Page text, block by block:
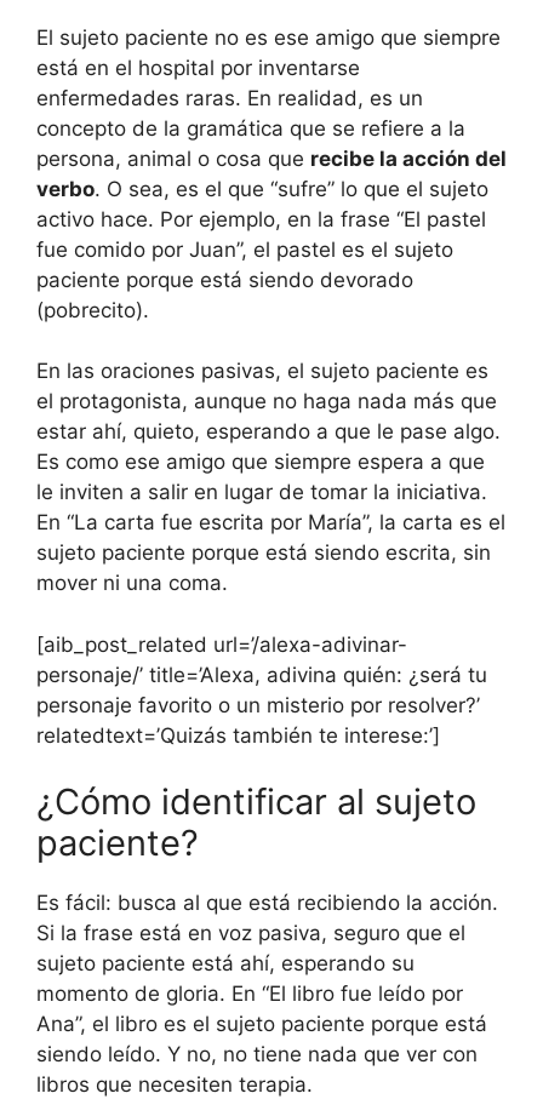
El sujeto paciente no es ese amigo que siempre
está en el hospital por inventarse
enfermedades raras. En realidad, es un
concepto de la gramática que se refiere a la
persona, animal o cosa que recibe la acción del
verbo. O sea, es el que “sufre” lo que el sujeto
activo hace. Por ejemplo, en la frase “El pastel
fue comido por Juan”, el pastel es el sujeto
paciente porque está siendo devorado
(pobrecito).
En las oraciones pasivas, el sujeto paciente es
el protagonista, aunque no haga nada más que
estar ahí, quieto, esperando a que le pase algo.
Es como ese amigo que siempre espera a que
le inviten a salir en lugar de tomar la iniciativa.
En “La carta fue escrita por María”, la carta es el
sujeto paciente porque está siendo escrita, sin
mover ni una coma.
[aib_post_related url=’/alexa-adivinar-
personaje/’ title=’Alexa, adivina quién: ¿será tu
personaje favorito o un misterio por resolver?’
relatedtext=’Quizás también te interese:’]
¿Cómo identificar al sujeto
paciente?
Es fácil: busca al que está recibiendo la acción.
Si la frase está en voz pasiva, seguro que el
sujeto paciente está ahí, esperando su
momento de gloria. En “El libro fue leído por
Ana”, el libro es el sujeto paciente porque está
siendo leído. Y no, no tiene nada que ver con
libros que necesiten terapia.